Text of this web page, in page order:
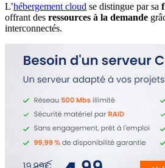
L’hébergement cloud se distingue par sa
offrant des ressources à la demande
interconnectés.